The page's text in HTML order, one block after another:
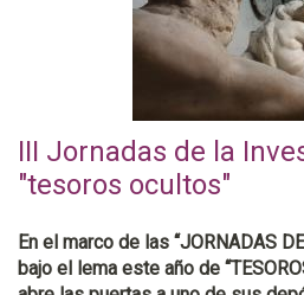
III Jornadas de la
"tesoros ocultos"
En el marco de las “JORNADAS
bajo el lema este año de